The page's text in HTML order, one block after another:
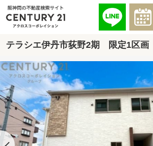
テラシエ伊丹市荻野2期 限定1区画